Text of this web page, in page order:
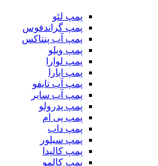
پمپ لئو
پمپ گراندفوس
پمپ آب پنتاکس
پمپ ویلو
پمپ لوارا
پمپ ابارا
پمپ آب تایفو
پمپ آب سایر
پمپ پدرولو
پمپ پی ام
پمپ داب
پمپ سیلور
پمپ کالپدا
پمپ کالمو